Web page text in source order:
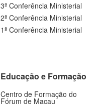
3ª Conferência Ministerial
2ª Conferência Ministerial
1ª Conferência Ministerial
Educação e Formação
Centro de Formação do
Fórum de Macau